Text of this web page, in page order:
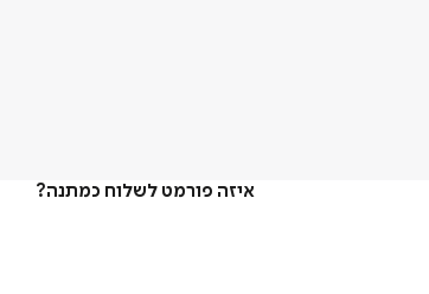
איזה פורמט לשלוח כמתנה?